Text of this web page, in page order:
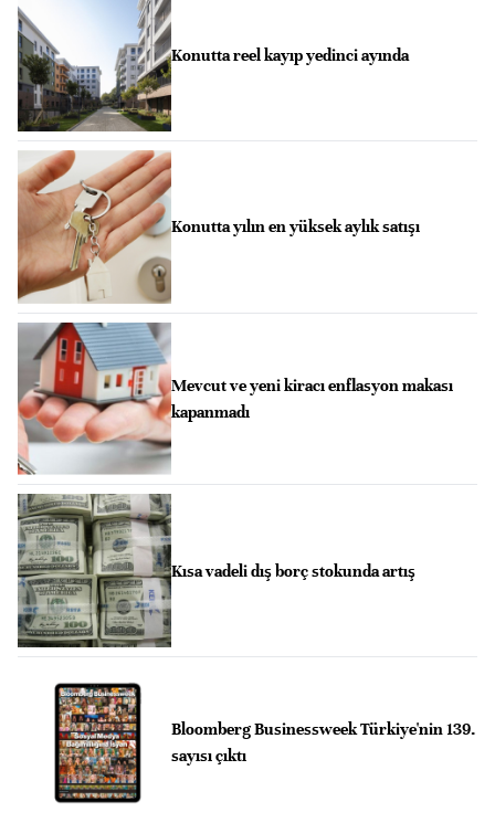
Konutta reel kayıp yedinci ayında
Konutta yılın en yüksek aylık satışı
Mevcut ve yeni kiracı enflasyon makası
kapanmadı
Kısa vadeli dış borç stokunda artış
Bloomberg Businessweek Türkiye'nin 139.
sayısı çıktı